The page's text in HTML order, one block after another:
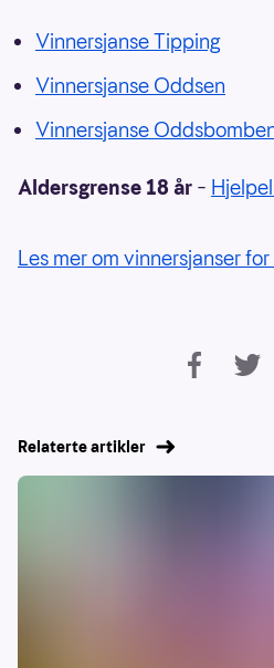
Vinnersjanse Tipping
Vinnersjanse Oddsen
Vinnersjanse
Aldersgrense 18 år –
Les mer om vinnersjanser
Relaterte artikler